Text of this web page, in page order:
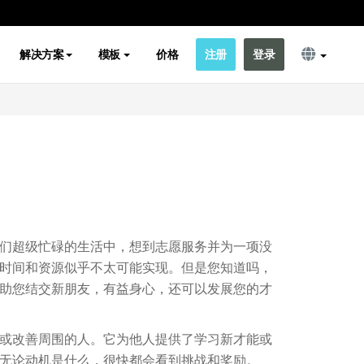
解决方案 模板 价格 注册 登录
超级忙碌的生活中，想到志愿服务并为一项没
间和资源似乎不太可能实现。但是您知道吗，
您结交新朋友，有益身心，还可以发展您的才
改善周围的人。它为他人提供了学习新才能或
论动机是什么，很快都会看到挑战和奖励。